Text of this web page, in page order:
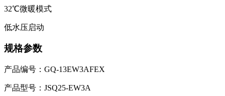
32℃微暖模式
低水压启动
规格参数
产品编号：GQ-13EW3AFEX
产品型号：JSQ25-EW3A